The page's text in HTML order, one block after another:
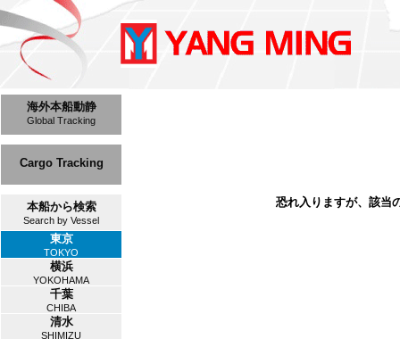
海外本船動静
Global Tracking
Cargo Tracking
本船から検索
Search by Vessel
東京
TOKYO
横浜
YOKOHAMA
千葉
CHIBA
清水
SHIMIZU
恐れ入りますが、該当